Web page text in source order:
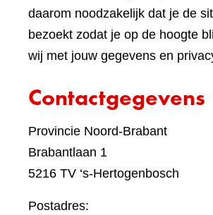
daarom noodzakelijk dat je de
bezoekt zodat je op de hoogte
wij met jouw gegevens en
Contactgegevens
Provincie Noord-Brabant
Brabantlaan 1
5216 TV ‘s-Hertogenbosch
Postadres: